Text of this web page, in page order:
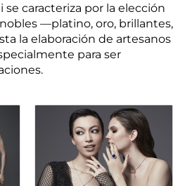
caracteriza por la elección
—platino, oro, brillantes,
la elaboración de artesanos
para ser